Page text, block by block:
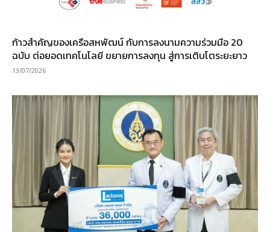
ก้าวสำคัญของเครือสหพัฒน์ กับการลงนามความร่วมมือ 20
ฉบับ ต่อยอดเทคโนโลยี ขยายการลงทุน สู่การเติบโตระยะยาว
13/07/2026